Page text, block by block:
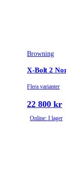
Browning
X-Bolt 2
Flera varianter
22 800 kr
Online: I lager